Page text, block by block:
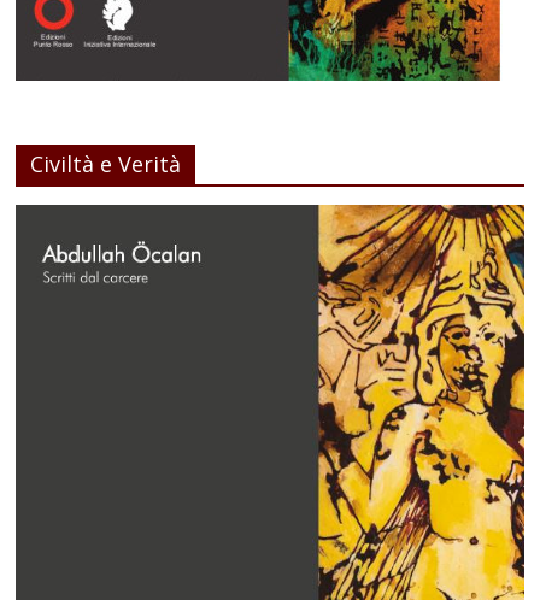
Civiltà e Verità